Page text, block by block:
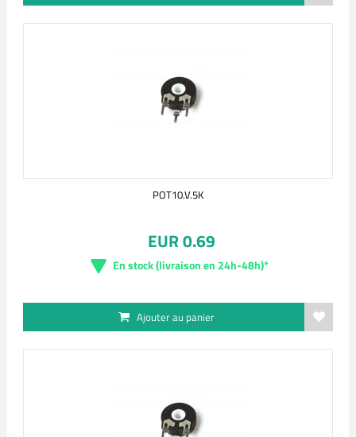
POT10.V.5K
EUR 0.69
En stock (livraison en 24h-48h)*
Ajouter au panier